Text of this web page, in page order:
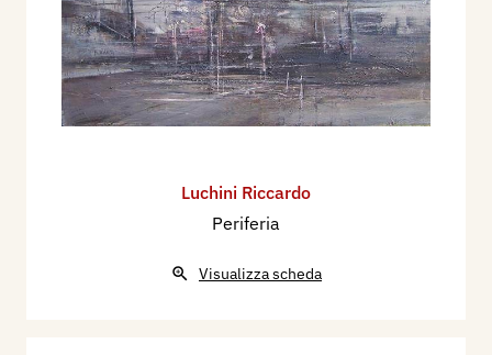
Luchini Riccardo
Periferia
Visualizza scheda